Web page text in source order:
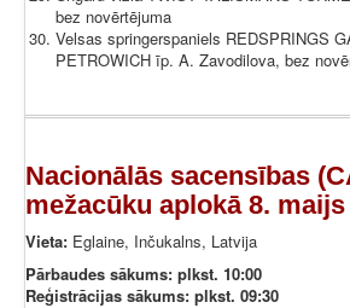
bez novērtējuma
Velsas springerspaniels REDSPRINGS
PETROWICH īp. A. Zavodilova, bez
Nacionālās sacensības
mežacūku aplokā 8. maijs
Vieta: Eglaine, Inčukalns, Latvija
Pārbaudes sākums: plkst. 10:00
Reģistrācijas sākums: plkst. 09:30